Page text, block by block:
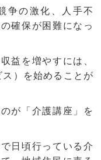
争の激化、人手不
確保が困難になっ
益を増やすには、
）を始めることが
が「介護講座」を
日頃行っている介